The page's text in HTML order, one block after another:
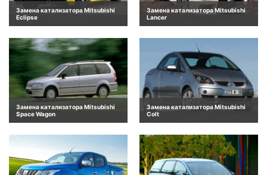
Замена катализатора Mitsubishi
Eclipse
Замена катализатора Mitsubishi
Lancer
Замена катализатора Mitsubishi
Space Wagon
Замена катализатора Mitsubishi
Colt